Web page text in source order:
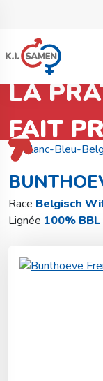
LA
FAIT
Retourner à la
Blanc-Bleu-
Race Belgisch
Lignée 100% BBL